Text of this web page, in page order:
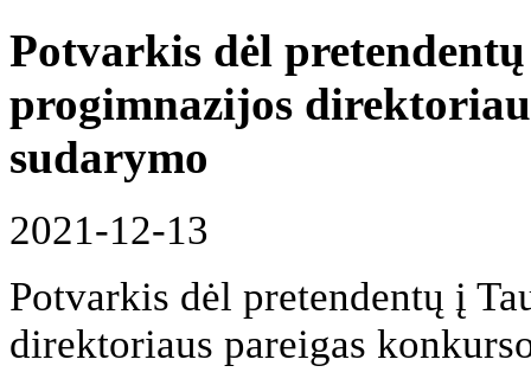
Potvarkis dėl
progimnazijos
sudarymo
2021-12-13
Potvarkis dėl pretendentų į
direktoriaus pareigas